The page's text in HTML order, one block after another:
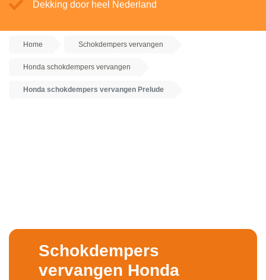
Dekking door heel Nederland
Home Schokdempers vervangen
Honda schokdempers vervangen
Honda schokdempers vervangen Prelude
Schokdempers
vervangen Honda